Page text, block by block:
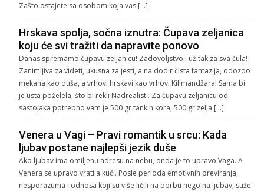
Zašto ostajete sa osobom koja vas […]
Hrskava spolja, sočna iznutra: Čupava zeljanica
koju će svi tražiti da napravite ponovo
Danas spremamo čupavu zeljanicu! Zadovoljstvo i užitak za sva čula!
Zanimljiva za videti, ukusna za jesti, a na dodir čista fantazija, odozdo
mekana kao duša, a vrhovi hrskavi kao vrhovi Kilimandžara! Sama bi
je usta poželela, što bi rekli Nadrealisti. Za čupavu zeljanicu od
sastojaka potrebno vam je 500 gr tankih kora, 500 gr zelja […]
Venera u Vagi – Pravi romantik u srcu: Kada
ljubav postane najlepši jezik duše
Ako ljubav ima omiljenu adresu na nebu, onda je to upravo Vaga. A
Venera se upravo vratila kući. Posle perioda emotivnih previranja,
nesporazuma i odnosa koji su više ličili na borbu nego na ljubav, stiže